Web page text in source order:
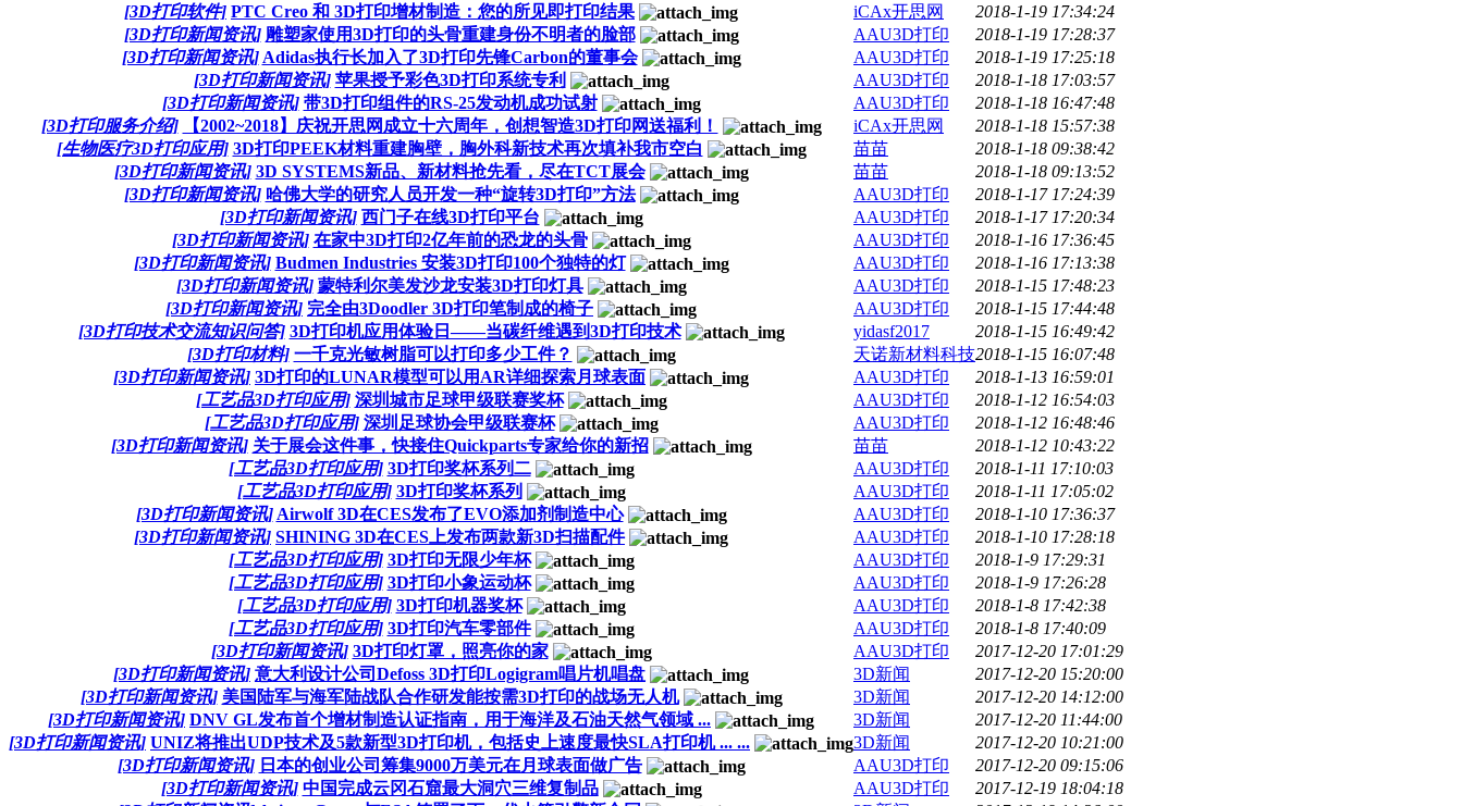
[3D打印软件] PTC Creo 和 3D打印增材制造：您的所见即打印结果 iCAx开思网
2018-1-19 17:34:24
[3D打印新闻资讯] 雕塑家使用3D打印的头骨重建身份不明者的脸部 AAU3D打印
2018-1-19 17:28:37
[3D打印新闻资讯] Adidas执行长加入了3D打印先锋Carbon的董事会 AAU3D打印
2018-1-19 17:25:18
[3D打印新闻资讯] 苹果授予彩色3D打印系统专利 AAU3D打印
2018-1-18 17:03:57
[3D打印新闻资讯] 带3D打印组件的RS-25发动机成功试射 AAU3D打印
2018-1-18 16:47:48
[3D打印服务介绍]
【2002~2018】庆祝开思网成立十六周年，创想智造3D打印网送福利！ iCAx开思网
2018-1-18 15:57:38
[生物医疗3D打印应用] 3D打印PEEK材料重建胸壁，胸外科新技术再次填补我市空白 苗苗
2018-1-18 09:38:42
[3D打印新闻资讯] 3D SYSTEMS新品、新材料抢先看，尽在TCT展会 苗苗
2018-1-18 09:13:52
[3D打印新闻资讯] 哈佛大学的研究人员开发一种“旋转3D打印”方法 AAU3D打印
2018-1-17 17:24:39
[3D打印新闻资讯] 西门子在线3D打印平台 AAU3D打印
2018-1-17 17:20:34
[3D打印新闻资讯] 在家中3D打印2亿年前的恐龙的头骨 AAU3D打印
2018-1-16 17:36:45
[3D打印新闻资讯] Budmen Industries 安装3D打印100个独特的灯 AAU3D打印
2018-1-16 17:13:38
[3D打印新闻资讯] 蒙特利尔美发沙龙安装3D打印灯具 AAU3D打印
2018-1-15 17:48:23
[3D打印新闻资讯] 完全由3Doodler 3D打印笔制成的椅子 AAU3D打印
2018-1-15 17:44:48
[3D打印技术交流知识问答] 3D打印机应用体验日——当碳纤维遇到3D打印技术 yidasf2017
2018-1-15 16:49:42
[3D打印材料] 一千克光敏树脂可以打印多少工件？ 天诺新材料科技2018-1-15 16:07:48
[3D打印新闻资讯] 3D打印的LUNAR模型可以用AR详细探索月球表面 AAU3D打印
2018-1-13 16:59:01
[工艺品3D打印应用] 深圳城市足球甲级联赛奖杯 AAU3D打印
2018-1-12 16:54:03
[工艺品3D打印应用] 深圳足球协会甲级联赛杯 AAU3D打印
2018-1-12 16:48:46
[3D打印新闻资讯] 关于展会这件事，快接住Quickparts专家给你的新招 苗苗
2018-1-12 10:43:22
[工艺品3D打印应用] 3D打印奖杯系列二 AAU3D打印
2018-1-11 17:10:03
[工艺品3D打印应用] 3D打印奖杯系列 AAU3D打印
2018-1-11 17:05:02
[3D打印新闻资讯] Airwolf 3D在CES发布了EVO添加剂制造中心 AAU3D打印
2018-1-10 17:36:37
[3D打印新闻资讯] SHINING 3D在CES上发布两款新3D扫描配件 AAU3D打印
2018-1-10 17:28:18
[工艺品3D打印应用] 3D打印无限少年杯 AAU3D打印
2018-1-9 17:29:31
[工艺品3D打印应用] 3D打印小象运动杯 AAU3D打印
2018-1-9 17:26:28
[工艺品3D打印应用] 3D打印机器奖杯 AAU3D打印
2018-1-8 17:42:38
[工艺品3D打印应用] 3D打印汽车零部件 AAU3D打印
2018-1-8 17:40:09
[3D打印新闻资讯] 3D打印灯罩，照亮你的家 AAU3D打印
2017-12-20 17:01:29
[3D打印新闻资讯] 意大利设计公司Defoss 3D打印Logigram唱片机唱盘 3D新闻
2017-12-20 15:20:00
[3D打印新闻资讯] 美国陆军与海军陆战队合作研发能按需3D打印的战场无人机 3D新闻
2017-12-20 14:12:00
[3D打印新闻资讯] DNV GL发布首个增材制造认证指南，用于海洋及石油天然气领域 ... 3D新闻
2017-12-20 11:44:00
[3D打印新闻资讯] UNIZ将推出UDP技术及5款新型3D打印机，包括史上速度最快SLA打印机 ... ... 3D新闻
2017-12-20 10:21:00
[3D打印新闻资讯] 日本的创业公司筹集9000万美元在月球表面做广告 AAU3D打印
2017-12-20 09:15:06
[3D打印新闻资讯] 中国完成云冈石窟最大洞穴三维复制品 AAU3D打印
2017-12-19 18:04:18